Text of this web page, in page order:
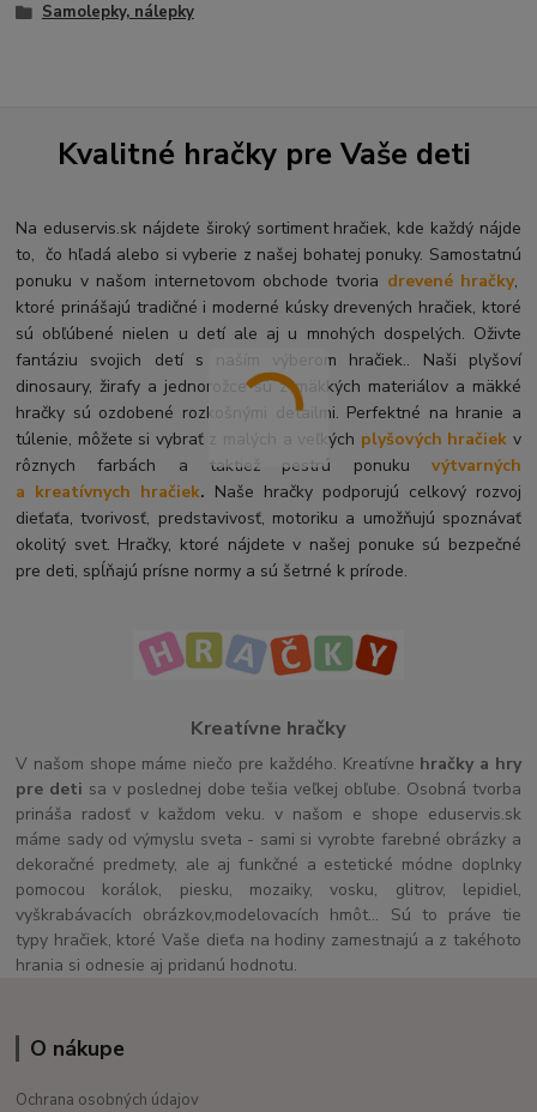
Samolepky, nálepky
Kvalitné hračky pre Vaše deti
Na eduservis.sk nájdete široký sortiment hračiek, kde každý nájde
to, čo hľadá alebo si vyberie z našej bohatej ponuky. Samostatnú
ponuku v našom internetovom obchode tvoria drevené hračky,
ktoré prinášajú tradičné i moderné kúsky drevených hračiek, ktoré
sú obľúbené nielen u detí ale aj u mnohých dospelých. Oživte
fantáziu svojich detí s naším výberom hračiek.. Naši plyšoví
dinosaury, žirafy a jednorožce sú z mäkkých materiálov a mäkké
hračky sú ozdobené rozkošnými detailmi. Perfektné na hranie a
túlenie, môžete si vybrať z malých a veľkých plyšových hračiek v
rôznych farbách a taktiež pestrú ponuku výtvarných
a kreatívnych hračiek. Naše hračky podporujú celkový rozvoj
dieťaťa, tvorivosť, predstavivosť, motoriku a umožňujú spoznávať
okolitý svet. Hračky, ktoré nájdete v našej ponuke sú bezpečné
pre deti, spĺňajú prísne normy a sú šetrné k prírode.
Kreatívne hračky
V našom shope máme niečo pre každého. Kreatívne hračky a hry
pre deti sa v poslednej dobe tešia veľkej obľube. Osobná tvorba
prináša radosť v každom veku. v našom e shope eduservis.sk
máme sady od výmyslu sveta - sami si vyrobte farebné obrázky a
dekoračné predmety, ale aj funkčné a estetické módne doplnky
pomocou korálok, piesku, mozaiky, vosku, glitrov, lepidiel,
vyškrabávacích obrázkov,modelovacích hmôt... Sú to práve tie
typy hračiek, ktoré Vaše dieťa na hodiny zamestnajú a z takéhoto
hrania si odnesie aj pridanú hodnotu.
O nákupe
Ochrana osobných údajov